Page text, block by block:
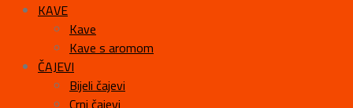
KAVE
Kave
Kave s aromom
ČAJEVI
Bijeli čajevi